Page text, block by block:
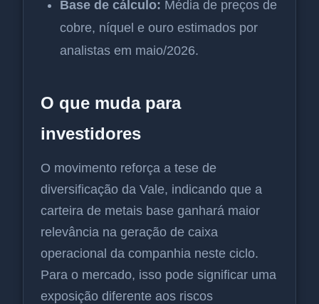
Base de cálculo: Média de preços de
cobre, níquel e ouro estimados por
analistas em maio/2026.
O que muda para
investidores
O movimento reforça a tese de
diversificação da Vale, indicando que a
carteira de metais base ganhará maior
relevância na geração de caixa
operacional da companhia neste ciclo.
Para o mercado, isso pode significar uma
exposição diferente aos riscos